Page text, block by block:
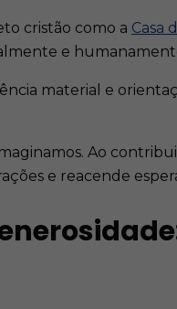
cristão como a Casa
e
material e
Ao
e reacende